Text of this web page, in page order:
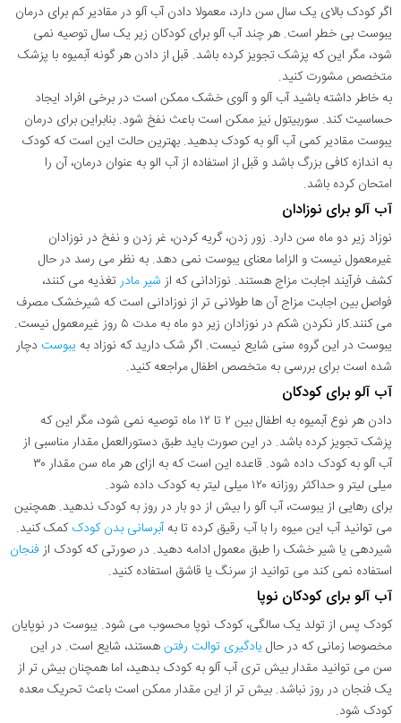
اگر کودک بالای یک سال سن دارد، معمولا دادن آب آلو در مقادیر کم برای درمان
یبوست بی خطر است. هر چند آب آلو برای کودکان زیر یک سال توصیه نمی
شود، مگر این که پزشک تجویز کرده باشد. قبل از دادن هر گونه آبمیوه با پزشک
متخصص مشورت کنید.
به خاطر داشته باشید آب آلو و آلوی خشک ممکن است در برخی افراد ایجاد
حساسیت کند. سوربیتول نیز ممکن است باعث نفخ شود. بنابراین برای درمان
یبوست مقادیر کمی آب آلو به کودک بدهید. بهترین حالت این است که کودک
به اندازه کافی بزرگ باشد و قبل از استفاده از آب الو به عنوان درمان، آن را
امتحان کرده باشد.
آب آلو برای نوزادان
نوزاد زیر دو ماه سن دارد. زور زدن، گریه کردن، غر زدن و نفخ در نوزادان
غیرمعمول نیست و الزاما معنای یبوست نمی دهد. به نظر می رسد در حال
کشف فرآیند اجابت مزاج هستند. نوزادانی که از شیر مادرتغذیه می کنند،
فواصل بین اجابت مزاج آن ها طولانی تر از نوزادانی است که شیرخشک مصرف
می کنند.کار نکردن شکم در نوزادان زیر دو ماه به مدت ۵ روز غیرمعمول نیست.
یبوست در این گروه سنی شایع نیست. اگر شک دارید که نوزاد به یبوست دچار
شده است برای بررسی به متخصص اطفال مراجعه کنید.
آب آلو برای کودکان
دادن هر نوع آبمیوه به اطفال بین ۲ تا ۱۲ ماه توصیه نمی شود، مگر این که
پزشک تجویز کرده باشد. در این صورت باید طبق دستورالعمل مقدار مناسبی از
آب آلو به کودک داده شود. قاعده این است که به ازای هر ماه سن مقدار ۳۰
میلی لیتر و حداکثر روزانه ۱۲۰ میلی لیتر به کودک داده شود.
برای رهایی از یبوست، آب آلو را بیش از دو بار در روز به کودک ندهید. همچنین
می توانید آب این میوه را با آب رقیق کرده تا بهآبرسانی بدن کودککمک کنید.
شیردهی یا شیر خشک را طبق معمول ادامه دهید. در صورتی که کودک از فنجان
استفاده نمی کند می توانید از سرنگ یا قاشق استفاده کنید.
آب آلو برای کودکان نوپا
کودک پس از تولد یک سالگی، کودک نوپا محسوب می شود. یبوست در نوپایان
مخصوصا زمانی که در حال یادگیری توالت رفتنهستند، شایع است. در این
سن می توانید مقدار بیش تری آب آلو به کودک بدهید، اما همچنان بیش تر از
یک فنجان در روز نباشد. بیش تر از این مقدار ممکن است باعث تحریک معده
کودک شود.